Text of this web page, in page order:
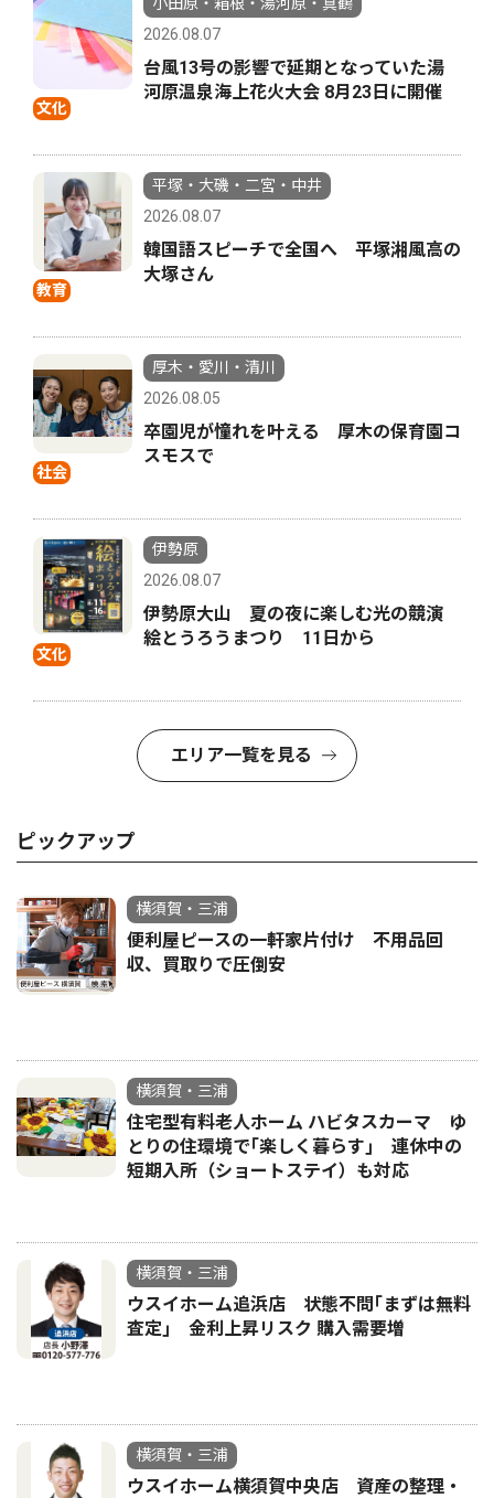
文化
2026.08.07
台風13号の影響で延期となっていた湯
河原温泉海上花火大会 8月23日に開催
教育
平塚・大磯・二宮・中井
2026.08.07
韓国語スピーチで全国へ 平塚湘風高の
大塚さん
社会
厚木・愛川・清川
2026.08.05
卒園児が憧れを叶える 厚木の保育園コ
スモスで
文化
伊勢原
2026.08.07
伊勢原大山 夏の夜に楽しむ光の競演
絵とうろうまつり 11日から
エリア一覧を見る
ピックアップ
横須賀・三浦
便利屋ピースの一軒家片付け 不用品回
収、買取りで圧倒安
横須賀・三浦
住宅型有料老人ホーム ハビタスカーマ ゆ
とりの住環境で｢楽しく暮らす｣ 連休中の
短期入所（ショートステイ）も対応
横須賀・三浦
ウスイホーム追浜店 状態不問｢まずは無料
査定｣ 金利上昇リスク 購入需要増
横須賀・三浦
ウスイホーム横須賀中央店 資産の整理・